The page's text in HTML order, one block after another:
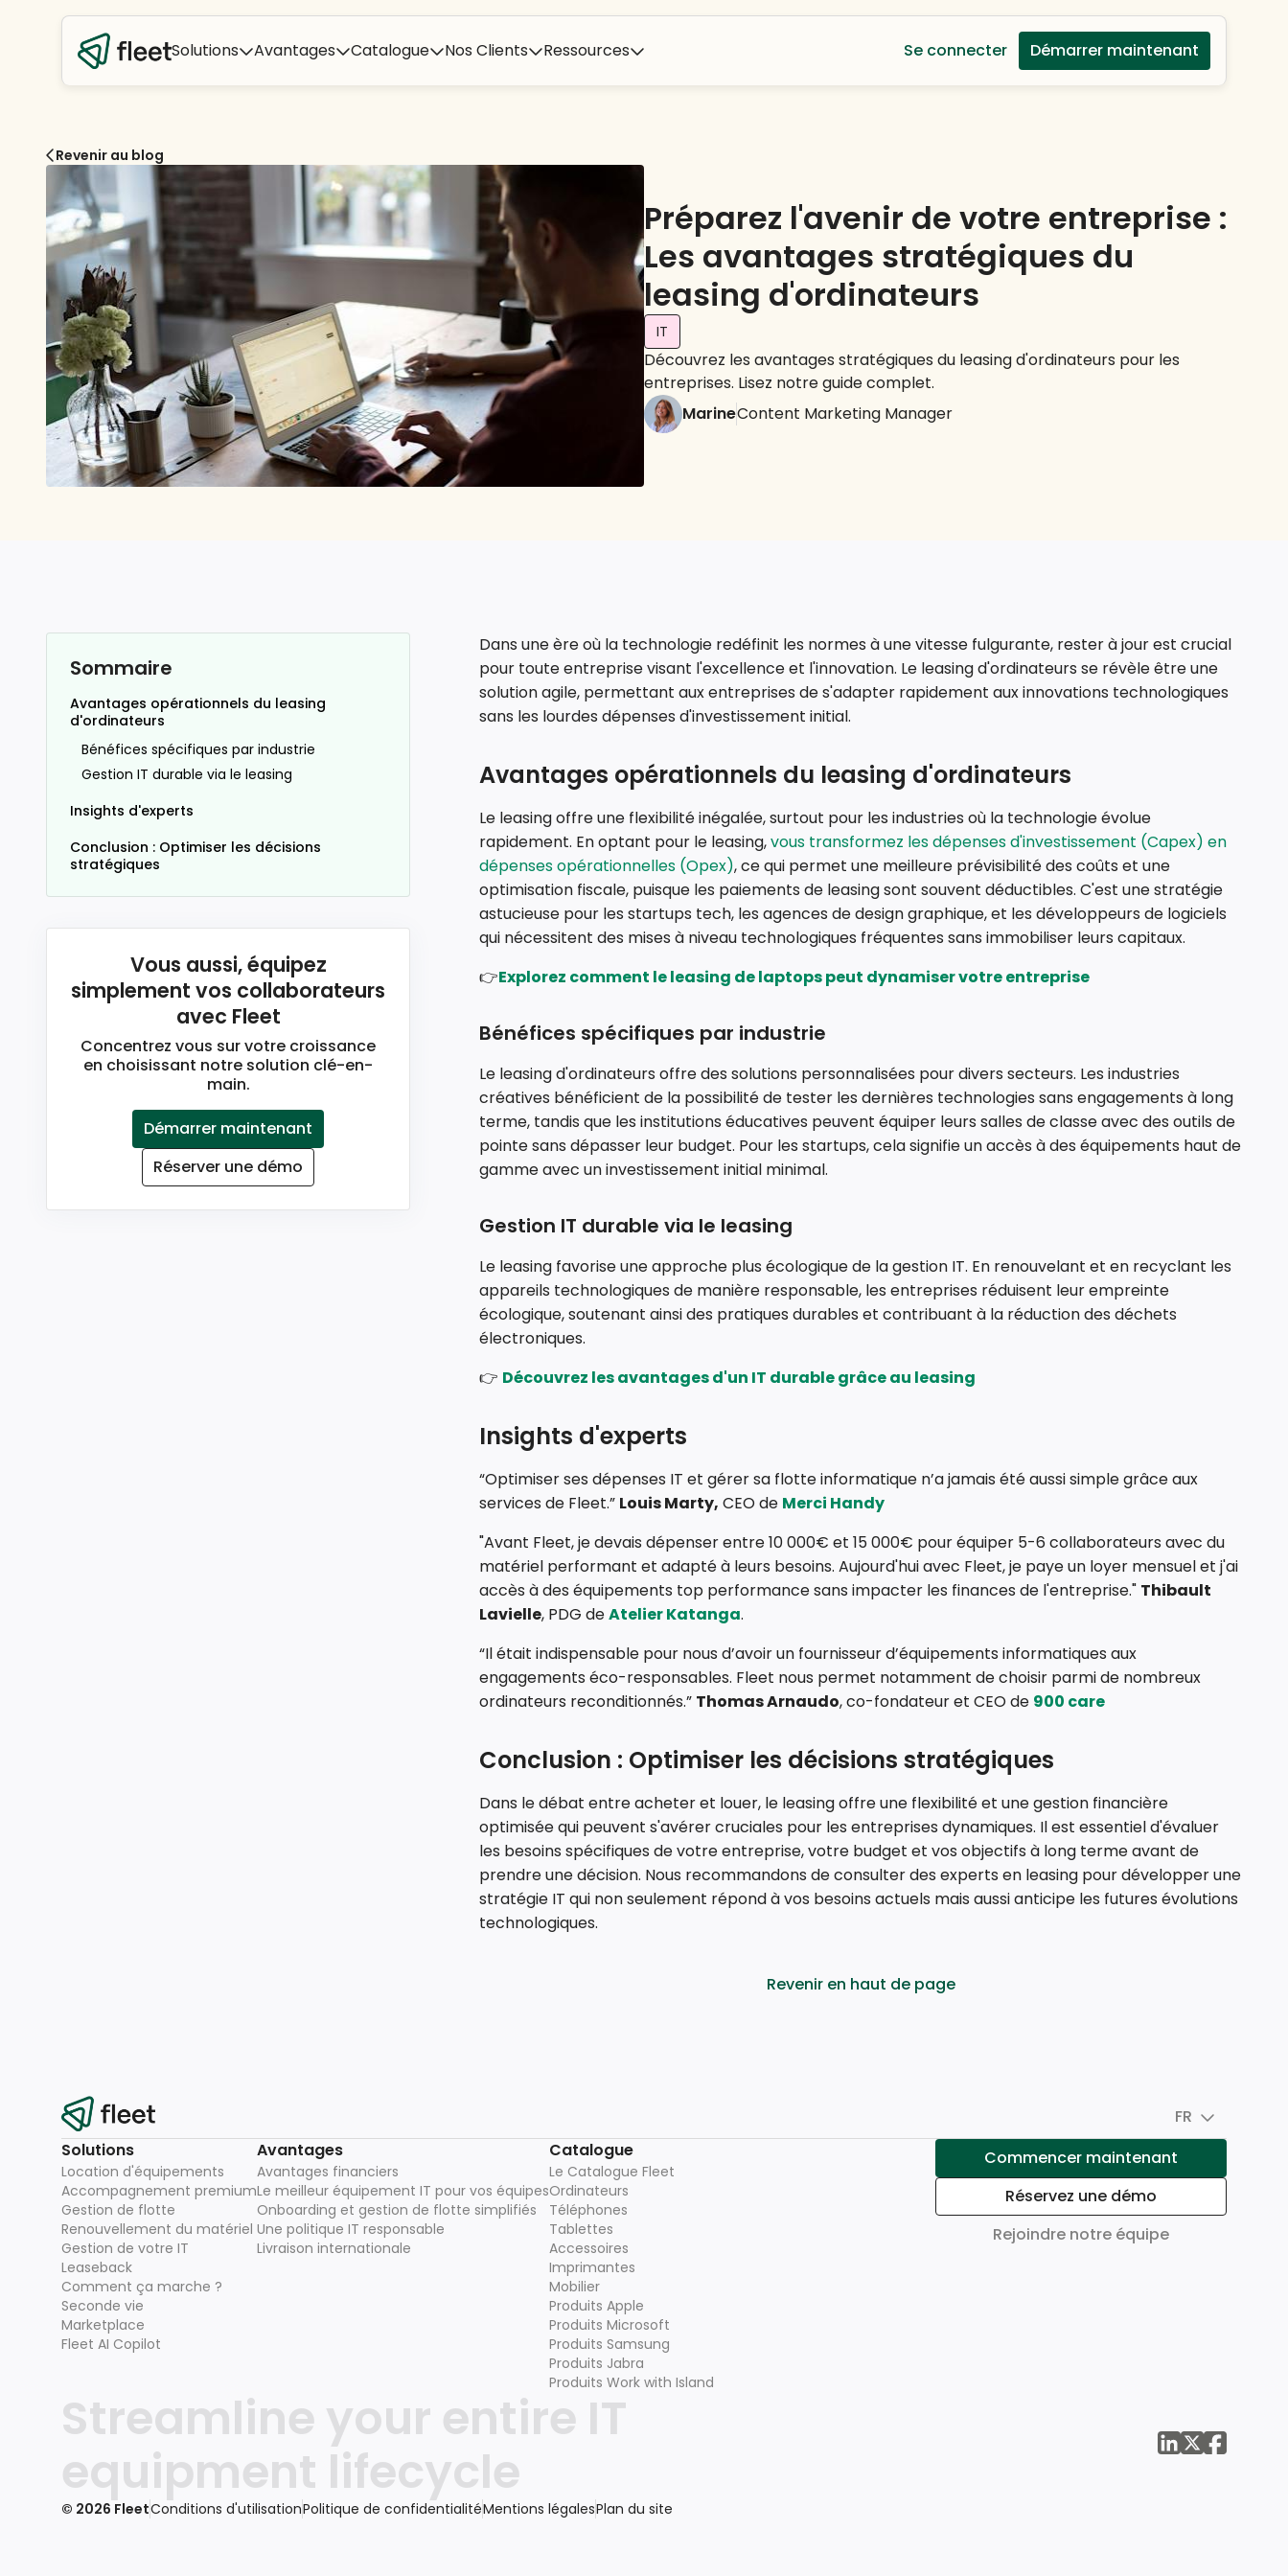
Solutions Avantages Catalogue Nos Clients Ressources Se connecter Démarrer maintenant
Revenir au blog
Préparez l'avenir de votre entreprise :
Les avantages stratégiques du
leasing d'ordinateurs
IT
Découvrez les avantages stratégiques du leasing d'ordinateurs pour les
entreprises. Lisez notre guide complet.
MarineContent Marketing Manager
Sommaire
Avantages opérationnels du leasing
d'ordinateurs
Bénéfices spécifiques par industrie
Gestion IT durable via le leasing
Insights d'experts
Conclusion : Optimiser les décisions
stratégiques
Vous aussi, équipez
simplement vos collaborateurs
avec Fleet
Concentrez vous sur votre croissance
en choisissant notre solution clé-en-
main.
Démarrer maintenant
Réserver une démo
Dans une ère où la technologie redéfinit les normes à une vitesse fulgurante, rester à jour est crucial
pour toute entreprise visant l'excellence et l'innovation. Le leasing d'ordinateurs se révèle être une
solution agile, permettant aux entreprises de s'adapter rapidement aux innovations technologiques
sans les lourdes dépenses d'investissement initial.
Avantages opérationnels du leasing d'ordinateurs
Le leasing offre une flexibilité inégalée, surtout pour les industries où la technologie évolue
rapidement. En optant pour le leasing,vous transformez les dépenses d'investissement (Capex) en
dépenses opérationnelles (Opex), ce qui permet une meilleure prévisibilité des coûts et une
optimisation fiscale, puisque les paiements de leasing sont souvent déductibles. C'est une stratégie
astucieuse pour les startups tech, les agences de design graphique, et les développeurs de logiciels
qui nécessitent des mises à niveau technologiques fréquentes sans immobiliser leurs capitaux.
👉Explorez comment le leasing de laptops peut dynamiser votre entreprise
Bénéfices spécifiques par industrie
Le leasing d'ordinateurs offre des solutions personnalisées pour divers secteurs. Les industries
créatives bénéficient de la possibilité de tester les dernières technologies sans engagements à long
terme, tandis que les institutions éducatives peuvent équiper leurs salles de classe avec des outils de
pointe sans dépasser leur budget. Pour les startups, cela signifie un accès à des équipements haut de
gamme avec un investissement initial minimal.
Gestion IT durable via le leasing
Le leasing favorise une approche plus écologique de la gestion IT. En renouvelant et en recyclant les
appareils technologiques de manière responsable, les entreprises réduisent leur empreinte
écologique, soutenant ainsi des pratiques durables et contribuant à la réduction des déchets
électroniques.
👉 Découvrez les avantages d'un IT durable grâce au leasing
Insights d'experts
“Optimiser ses dépenses IT et gérer sa flotte informatique n’a jamais été aussi simple grâce aux
services de Fleet.” Louis Marty, CEO de Merci Handy
"Avant Fleet, je devais dépenser entre 10 000€ et 15 000€ pour équiper 5-6 collaborateurs avec du
matériel performant et adapté à leurs besoins. Aujourd'hui avec Fleet, je paye un loyer mensuel et j'ai
accès à des équipements top performance sans impacter les finances de l'entreprise." Thibault
Lavielle, PDG deAtelier Katanga.
“Il était indispensable pour nous d’avoir un fournisseur d’équipements informatiques aux
engagements éco-responsables. Fleet nous permet notamment de choisir parmi de nombreux
ordinateurs reconditionnés.” Thomas Arnaudo, co-fondateur et CEO de 900 care
Conclusion : Optimiser les décisions stratégiques
Dans le débat entre acheter et louer, le leasing offre une flexibilité et une gestion financière
optimisée qui peuvent s'avérer cruciales pour les entreprises dynamiques. Il est essentiel d'évaluer
les besoins spécifiques de votre entreprise, votre budget et vos objectifs à long terme avant de
prendre une décision. Nous recommandons de consulter des experts en leasing pour développer une
stratégie IT qui non seulement répond à vos besoins actuels mais aussi anticipe les futures évolutions
technologiques.
Revenir en haut de page
FR
Solutions
Location d'équipements
Accompagnement premium
Gestion de flotte
Renouvellement du matériel
Gestion de votre IT
Leaseback
Comment ça marche ?
Seconde vie
Marketplace
Fleet AI Copilot
Avantages
Avantages financiers
Le meilleur équipement IT pour vos équipes
Onboarding et gestion de flotte simplifiés
Une politique IT responsable
Livraison internationale
Catalogue
Le Catalogue Fleet
Ordinateurs
Téléphones
Tablettes
Accessoires
Imprimantes
Mobilier
Produits Apple
Produits Microsoft
Produits Samsung
Produits Jabra
Produits Work with Island
Commencer maintenant
Réservez une démo
Rejoindre notre équipe
Streamline your entire IT
equipment lifecycle
© 2026 FleetConditions d'utilisationPolitique de confidentialitéMentions légalesPlan du site